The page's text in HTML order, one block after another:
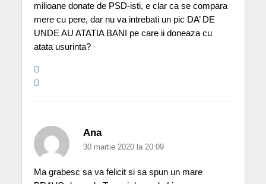
milioane donate de PSD-isti, e clar ca se compara
mere cu pere, dar nu va intrebati un pic DA’ DE
UNDE AU ATATIA BANI pe care ii doneaza cu
atata usurinta?
Ana
30 martie 2020 la 20:09
Ma grabesc sa va felicit si sa spun un mare